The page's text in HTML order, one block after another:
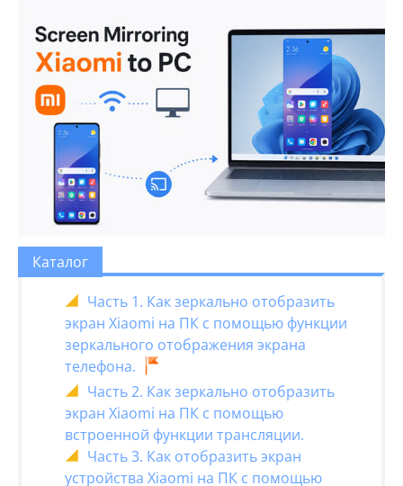
Каталог
Часть 1. Как зеркально отобразить
экран Xiaomi на ПК с помощью функции
зеркального отображения экрана
телефона.
Часть 2. Как зеркально отобразить
экран Xiaomi на ПК с помощью
встроенной функции трансляции.
Часть 3. Как отобразить экран
устройства Xiaomi на ПК с помощью